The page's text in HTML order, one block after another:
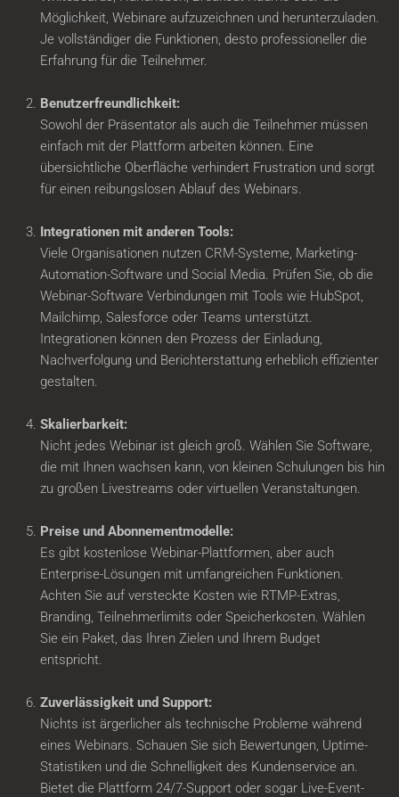
Möglichkeit, Webinare aufzuzeichnen und herunterzuladen.
Je vollständiger die Funktionen, desto professioneller die
Erfahrung für die Teilnehmer.
Benutzerfreundlichkeit:
Sowohl der Präsentator als auch die Teilnehmer müssen
einfach mit der Plattform arbeiten können. Eine
übersichtliche Oberfläche verhindert Frustration und sorgt
für einen reibungslosen Ablauf des Webinars.
Integrationen mit anderen Tools:
Viele Organisationen nutzen CRM-Systeme, Marketing-
Automation-Software und Social Media. Prüfen Sie, ob die
Webinar-Software Verbindungen mit Tools wie HubSpot,
Mailchimp, Salesforce oder Teams unterstützt.
Integrationen können den Prozess der Einladung,
Nachverfolgung und Berichterstattung erheblich effizienter
gestalten.
Skalierbarkeit:
Nicht jedes Webinar ist gleich groß. Wählen Sie Software,
die mit Ihnen wachsen kann, von kleinen Schulungen bis hin
zu großen Livestreams oder virtuellen Veranstaltungen.
Preise und Abonnementmodelle:
Es gibt kostenlose Webinar-Plattformen, aber auch
Enterprise-Lösungen mit umfangreichen Funktionen.
Achten Sie auf versteckte Kosten wie RTMP-Extras,
Branding, Teilnehmerlimits oder Speicherkosten. Wählen
Sie ein Paket, das Ihren Zielen und Ihrem Budget
entspricht.
Zuverlässigkeit und Support:
Nichts ist ärgerlicher als technische Probleme während
eines Webinars. Schauen Sie sich Bewertungen, Uptime-
Statistiken und die Schnelligkeit des Kundenservice an.
Bietet die Plattform 24/7-Support oder sogar Live-Event-